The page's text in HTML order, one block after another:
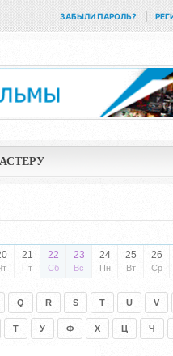
ЗАБЫЛИ ПАРОЛЬ?
21
Пт
22
Сб
23
Вс
24
Пн
25
Вт
26
Ср
Q R S T U V
Т У Ф Х Ц Ч